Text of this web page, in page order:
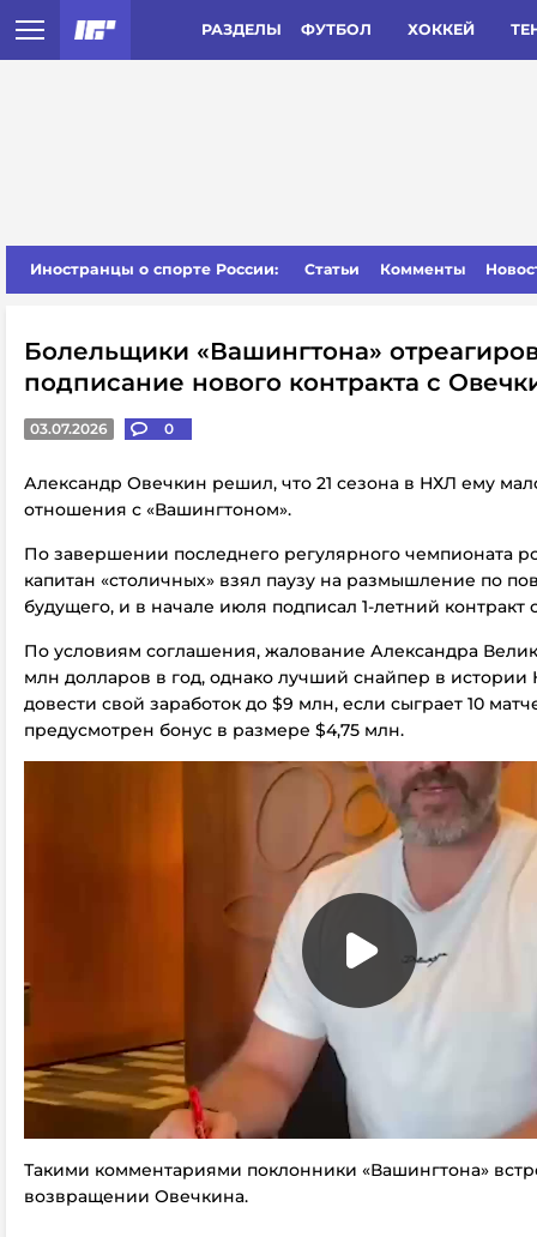
РАЗДЕЛЫ ФУТБОЛ ХОККЕЙ
Иностранцы о спорте России: Статьи Комменты
Болельщики «Вашингтона»
подписание нового контракта с
03.07.2026 0
Александр Овечкин решил, что 21 сезона в НХЛ ему
отношения с «Вашингтоном».
По завершении последнего регулярного чемпионата
капитан «столичных» взял паузу на размышление по
будущего, и в начале июля подписал 1-летний контракт
По условиям соглашения, жалование Александра
млн долларов в год, однако лучший снайпер в истории
довести свой заработок до $9 млн, если сыграет 10
предусмотрен бонус в размере $4,75 млн.
Такими комментариями поклонники «Вашингтона»
возвращении Овечкина.